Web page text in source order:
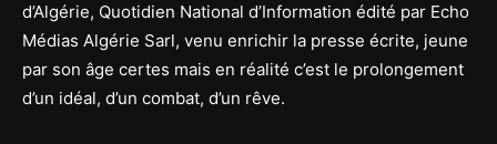
d’Algérie, Quotidien National d’Information édité par Echo
Médias Algérie Sarl, venu enrichir la presse écrite, jeune
par son âge certes mais en réalité c’est le prolongement
d’un idéal, d’un combat, d’un rêve.